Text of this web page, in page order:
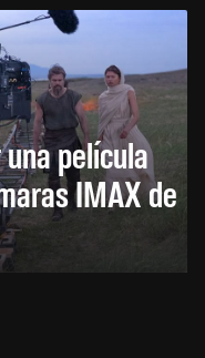
película
IMAX de